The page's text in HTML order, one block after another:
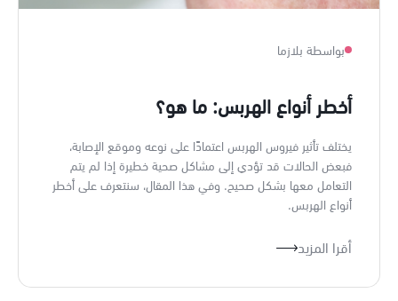
بواسطة بلازما
أخطر أنواع الهربس: ما هو؟
يختلف تأثير فيروس الهربس اعتمادًا على نوعه وموقع الإصابة،
فبعض الحالات قد تؤدي إلى مشاكل صحية خطيرة إذا لم يتم
التعامل معها بشكل صحيح. وفي هذا المقال، سنتعرف على أخطر
أنواع الهربس.
أقرا المزيد